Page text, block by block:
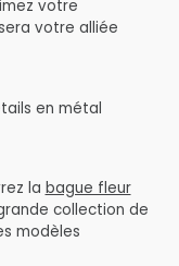
votre
votre alliée
en métal
la bague fleur
collection de
modèles